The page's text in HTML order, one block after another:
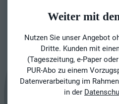
Weiter mit
Nutzen Sie unser Angebot
Dritte. Kunden mit
(Tageszeitung, e-Paper
PUR-Abo zu einem
Datenverarbeitung im
in der